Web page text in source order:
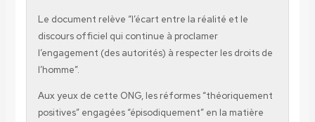
Le document relève “l’écart entre la réalité et le
discours officiel qui continue à proclamer
l’engagement (des autorités) à respecter les droits de
l’homme”.
Aux yeux de cette ONG, les réformes “théoriquement
positives” engagées “épisodiquement” en la matière